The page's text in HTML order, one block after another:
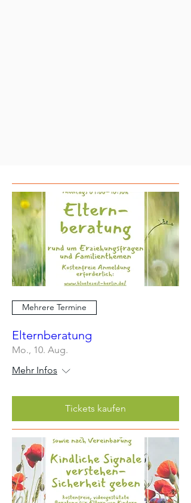
Mehrere Termine
Elternberatung
Mo., 10. Aug.
Mehr Infos
Tickets kaufen